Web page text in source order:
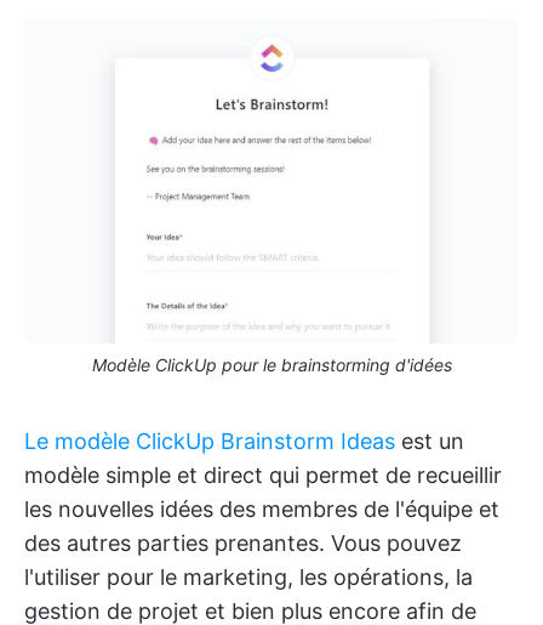
Modèle ClickUp pour le brainstorming d'idées
Le modèle ClickUp Brainstorm Ideas est un
modèle simple et direct qui permet de recueillir
les nouvelles idées des membres de l'équipe et
des autres parties prenantes. Vous pouvez
l'utiliser pour le marketing, les opérations, la
gestion de projet et bien plus encore afin de